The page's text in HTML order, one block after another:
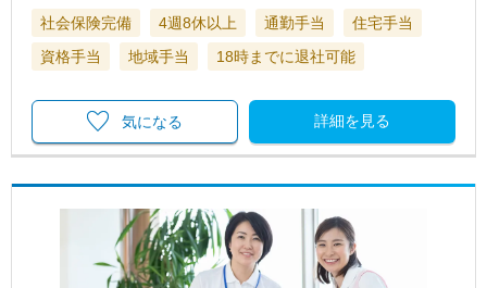
社会保険完備 4週8休以上 通勤手当
住宅手当
資格手当
地域手当 18時までに退社可能
詳細を見る
気になる